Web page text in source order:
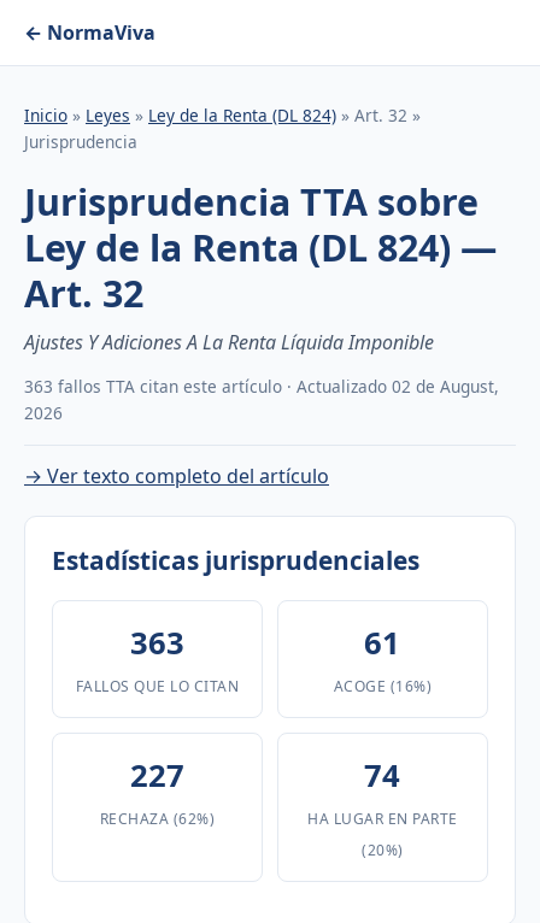
← NormaViva
Inicio » Leyes » Ley de la Renta (DL 824) » Art. 32 »
Jurisprudencia
Jurisprudencia TTA sobre
Ley de la Renta (DL 824) —
Art. 32
Ajustes Y Adiciones A La Renta Líquida Imponible
363 fallos TTA citan este artículo · Actualizado 02 de August,
2026
→ Ver texto completo del artículo
Estadísticas jurisprudenciales
363
FALLOS QUE LO CITAN
61
ACOGE (16%)
227
RECHAZA (62%)
74
HA LUGAR EN PARTE
(20%)